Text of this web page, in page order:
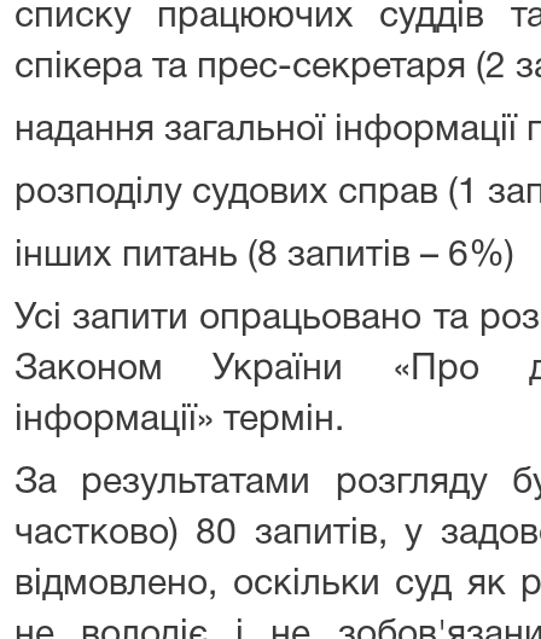
списку працюючих суддів
спікера та прес-секретаря (2
надання загальної
розподілу судових справ (1
інших питань (8 запитів – 6%)
Усі запити опрацьовано та
Законом України «Про
інформації» термін.
За результатами розгляду
частково) 80 запитів, у
відмовлено, оскільки суд як